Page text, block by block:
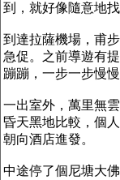
到，就好像隨意地
到達拉薩機場，甫
急促。之前導遊有
蹦蹦，一步一步慢慢
一出室外，萬里無
昏天黑地比較，個
朝向酒店進發。
中途停了個尼塘大